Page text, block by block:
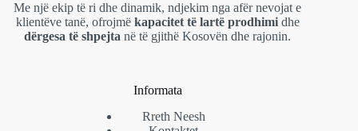
Me një ekip të ri dhe dinamik, ndjekim nga afër nevojat e
klientëve tanë, ofrojmë kapacitet të lartë prodhimidhe
dërgesa të shpejta në të gjithë Kosovën dhe rajonin.
Informata
Rreth Neesh